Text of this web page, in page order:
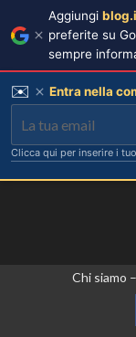
Chi siamo
Aggiungi
preferite su
sempre
✉️ Entra nella
Clicca qui per inserire i